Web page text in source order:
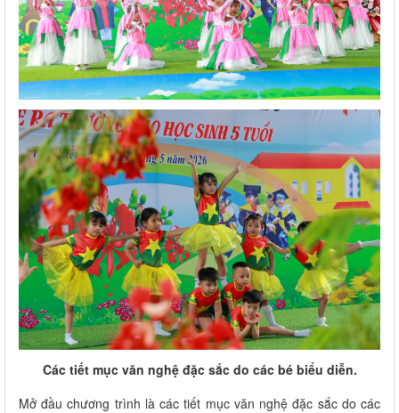
Các tiết mục văn nghệ đặc sắc do các bé biểu diễn.
Mở đầu chương trình là các tiết mục văn nghệ đặc sắc do các